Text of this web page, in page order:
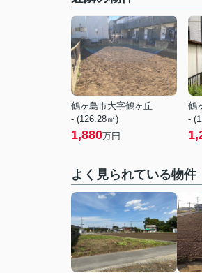
鶴ヶ島市大字鶴ヶ丘
- (126.28㎡)
1,880万円
鶴
-
よく見られている物件